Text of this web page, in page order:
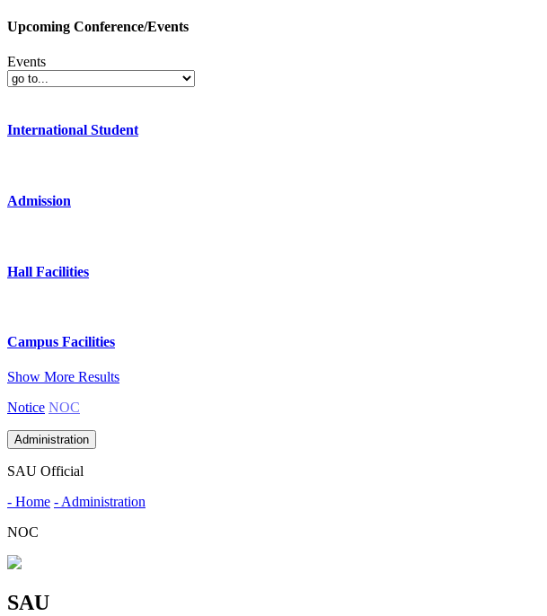
Upcoming Conference/Events
Events
International Student
Admission
Hall Facilities
Campus Facilities
Show More Results
Notice NOC
Administration
SAU Official
- Home - Administration
NOC
SAU